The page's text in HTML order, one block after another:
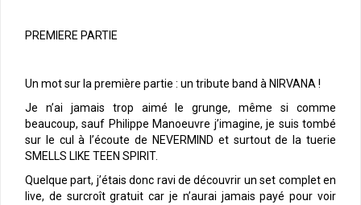
PREMIERE PARTIE
Un mot sur la première partie : un tribute band à NIRVANA !
Je n’ai jamais trop aimé le grunge, même si comme
beaucoup, sauf Philippe Manoeuvre j’imagine, je suis tombé
sur le cul à l’écoute de NEVERMIND et surtout de la tuerie
SMELLS LIKE TEEN SPIRIT.
Quelque part, j’étais donc ravi de découvrir un set complet en
live, de surcroît gratuit car je n’aurai jamais payé pour voir